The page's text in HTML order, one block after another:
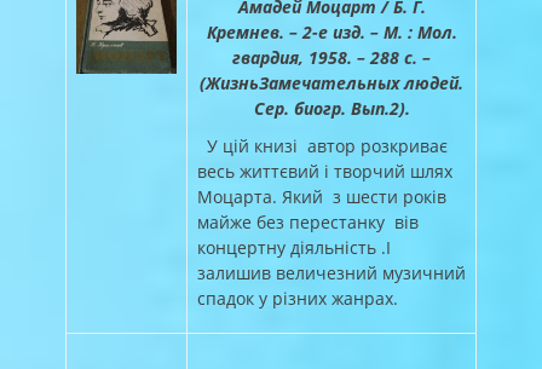
Амадей Моцарт / Б. Г.
Кремнев. – 2-е изд. – М. : Мол.
гвардия, 1958. – 288 с. –
(ЖизньЗамечательных людей.
Сер. биогр. Вып.2).
У цій книзі автор розкриває
весь життєвий і творчий шлях
Моцарта. Який з шести років
майже без перестанку вів
концертну діяльність .І
залишив величезний музичний
спадок у різних жанрах.